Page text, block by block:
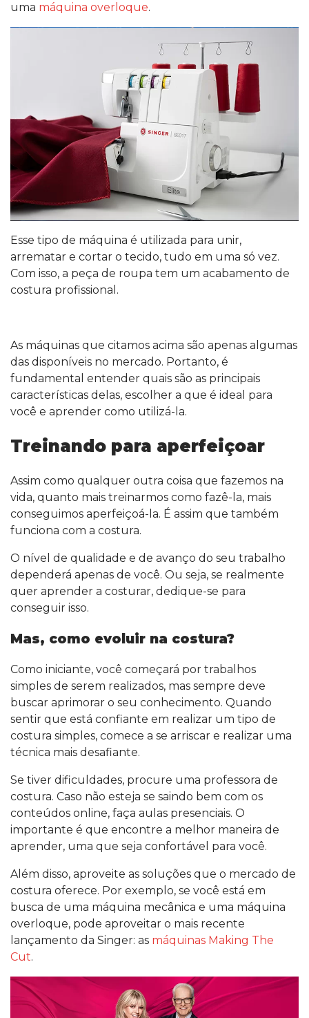
uma máquina overloque.
Esse tipo de máquina é utilizada para unir,
arrematar e cortar o tecido, tudo em uma só vez.
Com isso, a peça de roupa tem um acabamento de
costura profissional.
As máquinas que citamos acima são apenas algumas
das disponíveis no mercado. Portanto, é
fundamental entender quais são as principais
características delas, escolher a que é ideal para
você e aprender como utilizá-la.
Treinando para aperfeiçoar
Assim como qualquer outra coisa que fazemos na
vida, quanto mais treinarmos como fazê-la, mais
conseguimos aperfeiçoá-la. É assim que também
funciona com a costura.
O nível de qualidade e de avanço do seu trabalho
dependerá apenas de você. Ou seja, se realmente
quer aprender a costurar, dedique-se para
conseguir isso.
Mas, como evoluir na costura?
Como iniciante, você começará por trabalhos
simples de serem realizados, mas sempre deve
buscar aprimorar o seu conhecimento. Quando
sentir que está confiante em realizar um tipo de
costura simples, comece a se arriscar e realizar uma
técnica mais desafiante.
Se tiver dificuldades, procure uma professora de
costura. Caso não esteja se saindo bem com os
conteúdos online, faça aulas presenciais. O
importante é que encontre a melhor maneira de
aprender, uma que seja confortável para você.
Além disso, aproveite as soluções que o mercado de
costura oferece. Por exemplo, se você está em
busca de uma máquina mecânica e uma máquina
overloque, pode aproveitar o mais recente
lançamento da Singer: as máquinas Making The
Cut.